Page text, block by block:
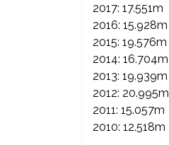
2017: 17.551m
2016: 15.928m
2015: 19.576m
2014: 16.704m
2013: 19.939m
2012: 20.995m
2011: 15.057m
2010: 12.518m